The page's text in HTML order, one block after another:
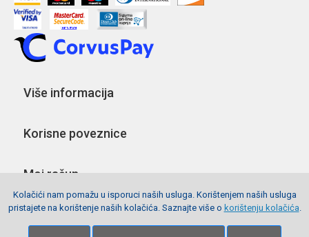
Više informacija
Korisne poveznice
Moj račun
Pratite nas
Kolačići nam pomažu u isporuci naših usluga. Korištenjem naših usluga
pristajete na korištenje naših kolačića. Saznajte više o korištenju kolačića.